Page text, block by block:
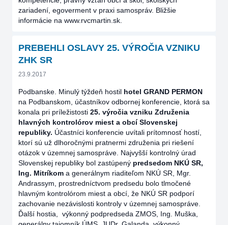
zariadení, egoverment v praxi samospráv. Bližšie
informácie na www.rvcmartin.sk.
PREBEHLI OSLAVY 25. VÝROČIA VZNIKU
ZHK SR
23.9.2017
Podbanske. Minulý týždeň hostil hotel GRAND PERMON
na Podbanskom, účastníkov odbornej konferencie, ktorá sa
konala pri príležistosti 25. výročia vzniku Združenia
hlavných kontrolórov miest a obcí Slovenskej
republiky. Účastníci konferencie uvítali prítomnosť hostí,
ktorí sú už dlhoročnými pratnermi združenia pri riešení
otázok v územnej samospráve. Najvyšší kontrolný úrad
Slovenskej republiky bol zastúpený predsedom NKÚ SR,
Ing. Mitríkom a generálnym riaditeľom NKÚ SR, Mgr.
Andrassym, prostredníctvom predsedu bolo tlmočené
hlavným kontrolórom miest a obcí, že NKÚ SR podporí
zachovanie nezávislosti kontroly v územnej samospráve.
Ďalší hostia, výkonný podpredseda ZMOS, Ing. Muška,